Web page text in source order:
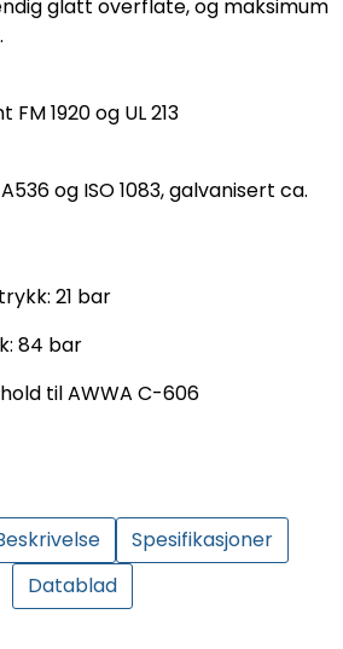
glatt overflate, og maksimum
1920 og UL 213
og ISO 1083, galvanisert ca.
21 bar
84 bar
til AWWA C-606
Spesifikasjoner
Datablad